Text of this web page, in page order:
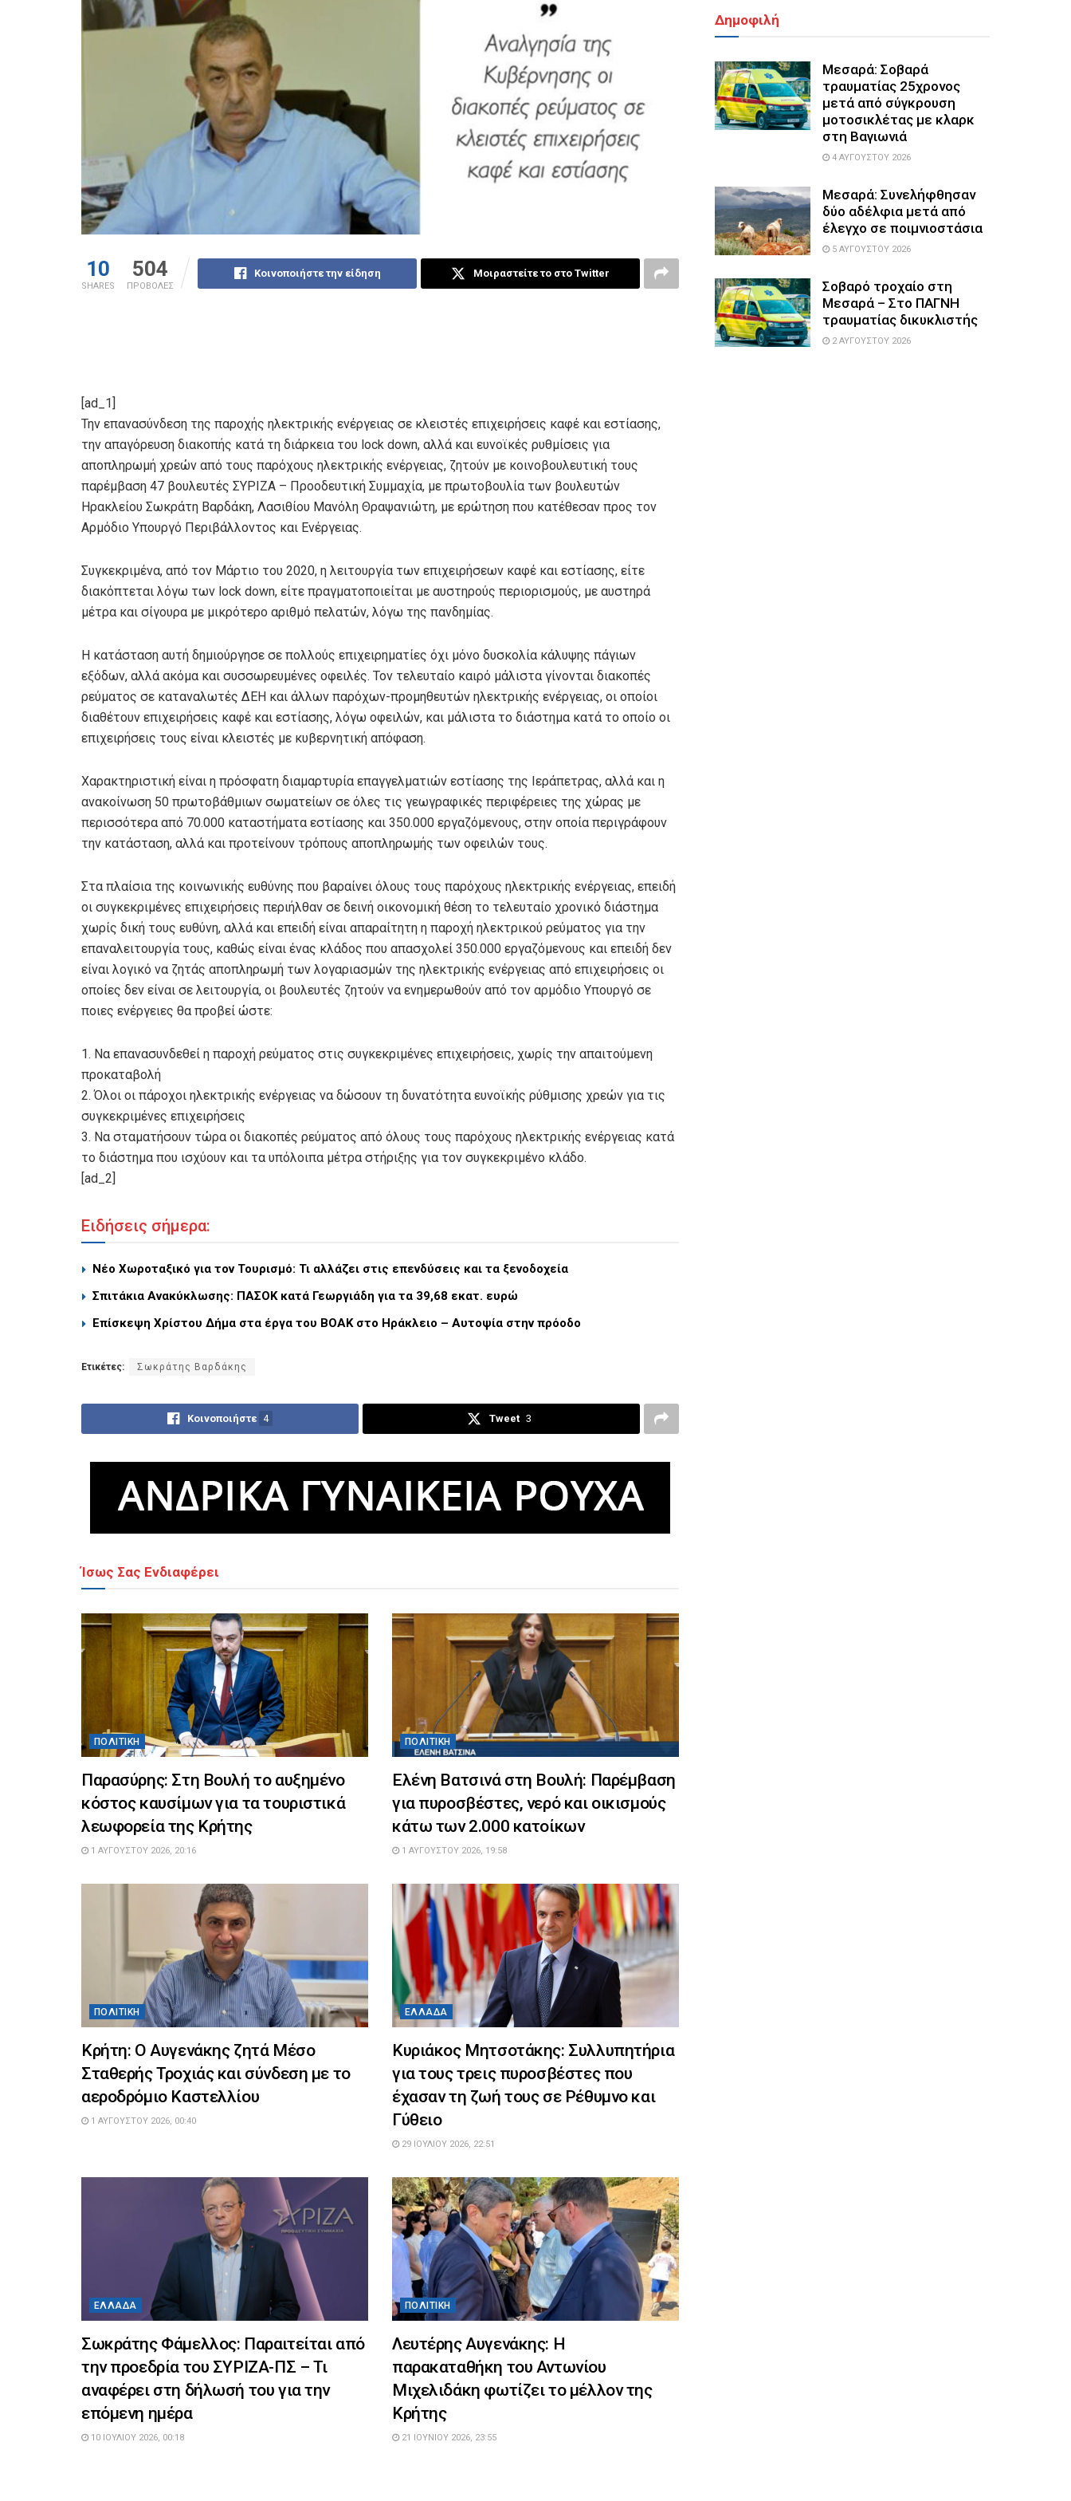
10
SHARES
504
ΠΡΟΒΟΛΕΣ
Κοινοποιήστε την είδηση Μοιραστείτε το στο Twitter
[ad_1]
Την επανασύνδεση της παροχής ηλεκτρικής ενέργειας σε κλειστές επιχειρήσεις καφέ και εστίασης,
την απαγόρευση διακοπής κατά τη διάρκεια του lock down, αλλά και ευνοϊκές ρυθμίσεις για
αποπληρωμή χρεών από τους παρόχους ηλεκτρικής ενέργειας, ζητούν με κοινοβουλευτική τους
παρέμβαση 47 βουλευτές ΣΥΡΙΖΑ – Προοδευτική Συμμαχία, με πρωτοβουλία των βουλευτών
Ηρακλείου Σωκράτη Βαρδάκη, Λασιθίου Μανόλη Θραψανιώτη, με ερώτηση που κατέθεσαν προς τον
Αρμόδιο Υπουργό Περιβάλλοντος και Ενέργειας.
Συγκεκριμένα, από τον Μάρτιο του 2020, η λειτουργία των επιχειρήσεων καφέ και εστίασης, είτε
διακόπτεται λόγω των lock down, είτε πραγματοποιείται με αυστηρούς περιορισμούς, με αυστηρά
μέτρα και σίγουρα με μικρότερο αριθμό πελατών, λόγω της πανδημίας.
Η κατάσταση αυτή δημιούργησε σε πολλούς επιχειρηματίες όχι μόνο δυσκολία κάλυψης πάγιων
εξόδων, αλλά ακόμα και συσσωρευμένες οφειλές. Τον τελευταίο καιρό μάλιστα γίνονται διακοπές
ρεύματος σε καταναλωτές ΔΕΗ και άλλων παρόχων-προμηθευτών ηλεκτρικής ενέργειας, οι οποίοι
διαθέτουν επιχειρήσεις καφέ και εστίασης, λόγω οφειλών, και μάλιστα το διάστημα κατά το οποίο οι
επιχειρήσεις τους είναι κλειστές με κυβερνητική απόφαση.
Χαρακτηριστική είναι η πρόσφατη διαμαρτυρία επαγγελματιών εστίασης της Ιεράπετρας, αλλά και η
ανακοίνωση 50 πρωτοβάθμιων σωματείων σε όλες τις γεωγραφικές περιφέρειες της χώρας με
περισσότερα από 70.000 καταστήματα εστίασης και 350.000 εργαζόμενους, στην οποία περιγράφουν
την κατάσταση, αλλά και προτείνουν τρόπους αποπληρωμής των οφειλών τους.
Στα πλαίσια της κοινωνικής ευθύνης που βαραίνει όλους τους παρόχους ηλεκτρικής ενέργειας, επειδή
οι συγκεκριμένες επιχειρήσεις περιήλθαν σε δεινή οικονομική θέση το τελευταίο χρονικό διάστημα
χωρίς δική τους ευθύνη, αλλά και επειδή είναι απαραίτητη η παροχή ηλεκτρικού ρεύματος για την
επαναλειτουργία τους, καθώς είναι ένας κλάδος που απασχολεί 350.000 εργαζόμενους και επειδή δεν
είναι λογικό να ζητάς αποπληρωμή των λογαριασμών της ηλεκτρικής ενέργειας από επιχειρήσεις οι
οποίες δεν είναι σε λειτουργία, οι βουλευτές ζητούν να ενημερωθούν από τον αρμόδιο Υπουργό σε
ποιες ενέργειες θα προβεί ώστε:
1. Να επανασυνδεθεί η παροχή ρεύματος στις συγκεκριμένες επιχειρήσεις, χωρίς την απαιτούμενη
προκαταβολή
2. Όλοι οι πάροχοι ηλεκτρικής ενέργειας να δώσουν τη δυνατότητα ευνοϊκής ρύθμισης χρεών για τις
συγκεκριμένες επιχειρήσεις
3. Να σταματήσουν τώρα οι διακοπές ρεύματος από όλους τους παρόχους ηλεκτρικής ενέργειας κατά
το διάστημα που ισχύουν και τα υπόλοιπα μέτρα στήριξης για τον συγκεκριμένο κλάδο.
[ad_2]
Ειδήσεις σήμερα:
Νέο Χωροταξικό για τον Τουρισμό: Τι αλλάζει στις επενδύσεις και τα ξενοδοχεία
Σπιτάκια Ανακύκλωσης: ΠΑΣΟΚ κατά Γεωργιάδη για τα 39,68 εκατ. ευρώ
Επίσκεψη Χρίστου Δήμα στα έργα του ΒΟΑΚ στο Ηράκλειο – Αυτοψία στην πρόοδο
Ετικέτες: Σωκράτης Βαρδάκης
Κοινοποιήστε 4 Tweet 3
Ίσως Σας Ενδιαφέρει
ΠΟΛΙΤΙΚΉ
Παρασύρης: Στη Βουλή το αυξημένο
κόστος καυσίμων για τα τουριστικά
λεωφορεία της Κρήτης
1 ΑΥΓΟΎΣΤΟΥ 2026, 20:16
ΠΟΛΙΤΙΚΉ
Ελένη Βατσινά στη Βουλή: Παρέμβαση
για πυροσβέστες, νερό και οικισμούς
κάτω των 2.000 κατοίκων
1 ΑΥΓΟΎΣΤΟΥ 2026, 19:58
ΠΟΛΙΤΙΚΉ
Κρήτη: Ο Αυγενάκης ζητά Μέσο
Σταθερής Τροχιάς και σύνδεση με το
αεροδρόμιο Καστελλίου
1 ΑΥΓΟΎΣΤΟΥ 2026, 00:40
ΕΛΛΆΔΑ
Κυριάκος Μητσοτάκης: Συλλυπητήρια
για τους τρεις πυροσβέστες που
έχασαν τη ζωή τους σε Ρέθυμνο και
Γύθειο
29 ΙΟΥΛΊΟΥ 2026, 22:51
ΕΛΛΆΔΑ
Σωκράτης Φάμελλος: Παραιτείται από
την προεδρία του ΣΥΡΙΖΑ-ΠΣ – Τι
αναφέρει στη δήλωσή του για την
επόμενη ημέρα
10 ΙΟΥΛΊΟΥ 2026, 00:18
ΠΟΛΙΤΙΚΉ
Λευτέρης Αυγενάκης: Η
παρακαταθήκη του Αντωνίου
Μιχελιδάκη φωτίζει το μέλλον της
Κρήτης
21 ΙΟΥΝΊΟΥ 2026, 23:55
Δημοφιλή
Μεσαρά: Σοβαρά
τραυματίας 25χρονος
μετά από σύγκρουση
μοτοσικλέτας με κλαρκ
στη Βαγιωνιά
4 ΑΥΓΟΎΣΤΟΥ 2026
Μεσαρά: Συνελήφθησαν
δύο αδέλφια μετά από
έλεγχο σε ποιμνιοστάσια
5 ΑΥΓΟΎΣΤΟΥ 2026
Σοβαρό τροχαίο στη
Μεσαρά – Στο ΠΑΓΝΗ
τραυματίας δικυκλιστής
2 ΑΥΓΟΎΣΤΟΥ 2026